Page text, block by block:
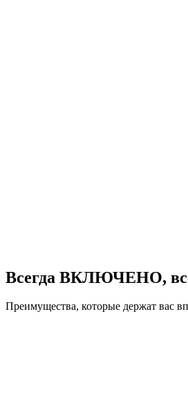
Всегда ВКЛЮЧЕНО,
Преимущества, которые держат вас